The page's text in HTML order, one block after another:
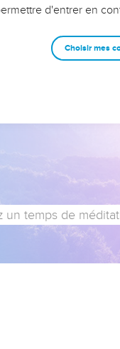
un ministère, une
un temps de
d'entrer en
Choisir mes